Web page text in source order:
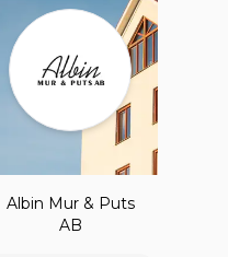
Albin Mur & Puts
AB